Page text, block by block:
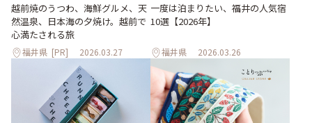
越前焼のうつわ、海鮮グルメ、天
然温泉、日本海の夕焼け。越前で
心満たされる旅
福井県 [PR] 2026.03.27
一度は泊まりたい、福井の人気宿
10選【2026年】
福井県 2026.03.26